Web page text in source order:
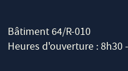
Bâtiment 64/R-010
Heures d'ouverture : 8h30